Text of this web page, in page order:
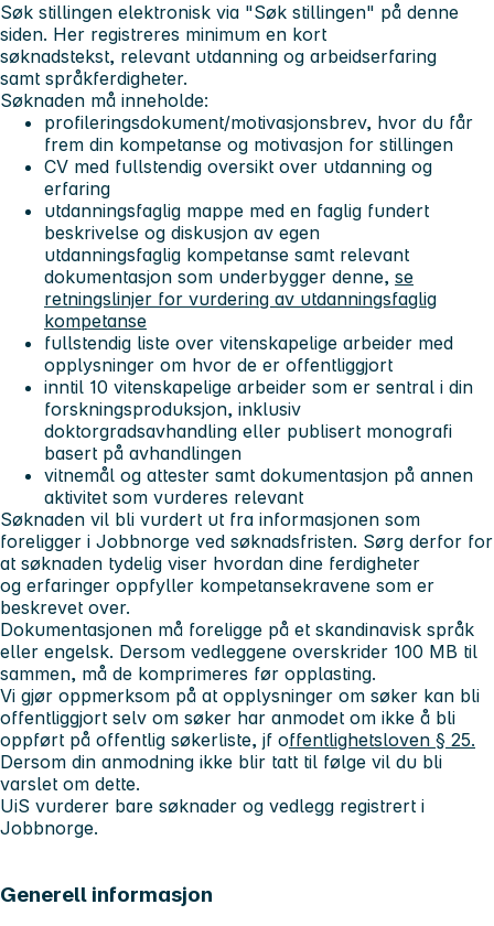
Søk stillingen elektronisk via "Søk stillingen" på denne
siden. Her registreres minimum en kort
søknadstekst, relevant utdanning og arbeidserfaring
samt språkferdigheter.
Søknaden må inneholde:
profileringsdokument/motivasjonsbrev, hvor du får
frem din kompetanse og motivasjon for stillingen
CV med fullstendig oversikt over utdanning og
erfaring
utdanningsfaglig mappe med en faglig fundert
beskrivelse og diskusjon av egen
utdanningsfaglig kompetanse samt relevant
dokumentasjon som underbygger denne, se
retningslinjer for vurdering av utdanningsfaglig
kompetanse
fullstendig liste over vitenskapelige arbeider med
opplysninger om hvor de er offentliggjort
inntil 10 vitenskapelige arbeider som er sentral i din
forskningsproduksjon, inklusiv
doktorgradsavhandling eller publisert monografi
basert på avhandlingen
vitnemål og attester samt dokumentasjon på annen
aktivitet som vurderes relevant
Søknaden vil bli vurdert ut fra informasjonen som
foreligger i Jobbnorge ved søknadsfristen. Sørg derfor for
at søknaden tydelig viser hvordan dine ferdigheter
og erfaringer oppfyller kompetansekravene som er
beskrevet over.
Dokumentasjonen må foreligge på et skandinavisk språk
eller engelsk. Dersom vedleggene overskrider 100 MB til
sammen, må de komprimeres før opplasting.
Vi gjør oppmerksom på at opplysninger om søker kan bli
offentliggjort selv om søker har anmodet om ikke å bli
oppført på offentlig søkerliste, jf offentlighetsloven § 25.
Dersom din anmodning ikke blir tatt til følge vil du bli
varslet om dette.
UiS vurderer bare søknader og vedlegg registrert i
Jobbnorge.
Generell informasjon